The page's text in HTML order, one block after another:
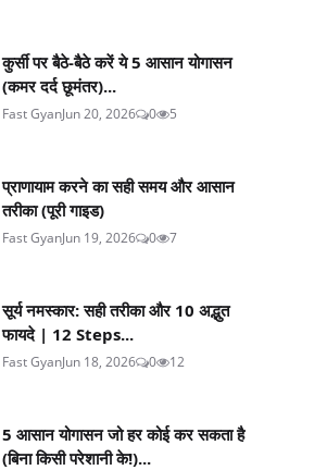
कुर्सी पर बैठे-बैठे करें ये 5 आसान योगासन
(कमर दर्द छूमंतर)...
Fast GyanJun 20, 2026 0 5
प्राणायाम करने का सही समय और आसान
तरीका (पूरी गाइड)
Fast GyanJun 19, 2026 0 7
सूर्य नमस्कार: सही तरीका और 10 अद्भुत
फायदे | 12 Steps...
Fast GyanJun 18, 2026 0 12
5 आसान योगासन जो हर कोई कर सकता है
(बिना किसी परेशानी के!)...